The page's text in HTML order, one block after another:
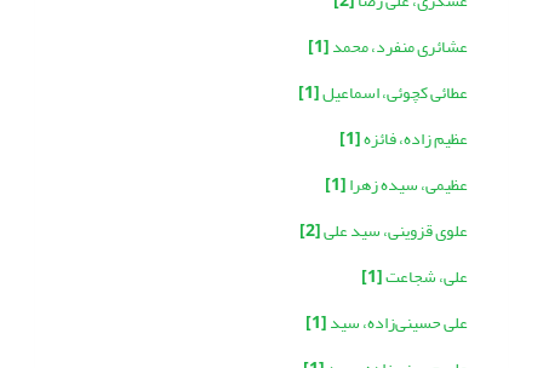
عشائری منفرد، محمد[1]
عطائی کچوئی، اسماعیل[1]
عظیم زاده، فائزه[1]
عظیمی، سیده زهرا[1]
علوی قزوینی، سید علی[2]
علی، شجاعت[1]
علی حسینی‌زاده، سید[1]